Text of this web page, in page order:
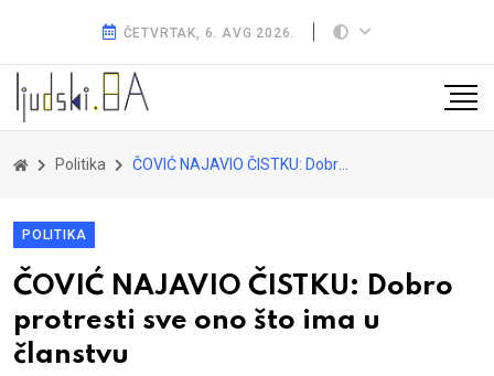
ČETVRTAK, 6. AVG 2026.
Politika ČOVIĆ NAJAVIO ČISTKU: Dobro protresti sve ono što ima u članstvu
POLITIKA
ČOVIĆ NAJAVIO ČISTKU: Dobro
protresti sve ono što ima u
članstvu